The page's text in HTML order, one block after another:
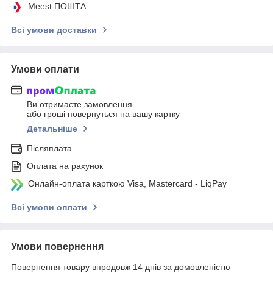
Meest ПОШТА
Всі умови доставки
Умови оплати
Ви отримаєте замовлення
або гроші повернуться на вашу картку
Детальніше
Післяплата
Оплата на рахунок
Онлайн-оплата карткою Visa, Mastercard - LiqPay
Всі умови оплати
Умови повернення
Повернення товару впродовж 14 днів за домовленістю